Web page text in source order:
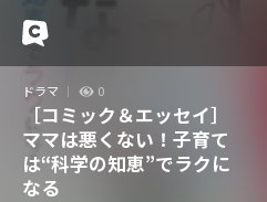
ドラマ 0
［コミック＆エッセイ］
ママは悪くない！子育て
は“科学の知恵”でラクに
なる